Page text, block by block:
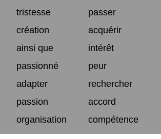
tristesse
passer
création
acquérir
ainsi que
intérêt
passionné
peur
adapter
rechercher
passion
accord
organisation
compétence